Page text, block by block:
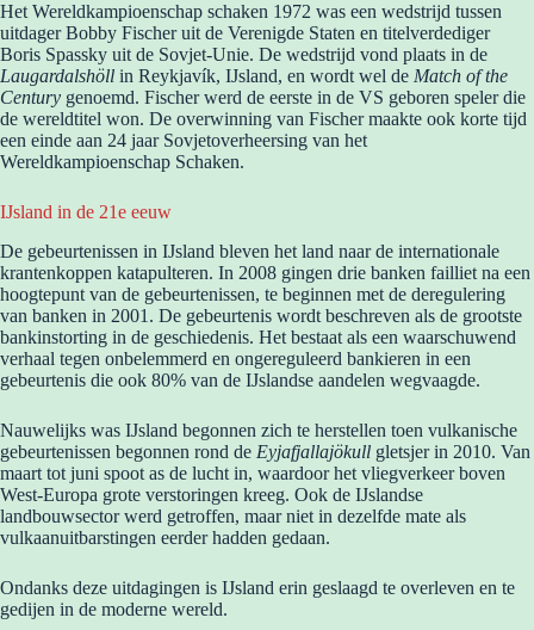
Het Wereldkampioenschap schaken 1972 was een wedstrijd tussen
uitdager Bobby Fischer uit de Verenigde Staten en titelverdediger
Boris Spassky uit de Sovjet-Unie. De wedstrijd vond plaats in de
Laugardalshöll in Reykjavík, IJsland, en wordt wel de Match of the
Century genoemd. Fischer werd de eerste in de VS geboren speler die
de wereldtitel won. De overwinning van Fischer maakte ook korte tijd
een einde aan 24 jaar Sovjetoverheersing van het
Wereldkampioenschap Schaken.
IJsland in de 21e eeuw
De gebeurtenissen in IJsland bleven het land naar de internationale
krantenkoppen katapulteren. In 2008 gingen drie banken failliet na een
hoogtepunt van de gebeurtenissen, te beginnen met de deregulering
van banken in 2001. De gebeurtenis wordt beschreven als de grootste
bankinstorting in de geschiedenis. Het bestaat als een waarschuwend
verhaal tegen onbelemmerd en ongereguleerd bankieren in een
gebeurtenis die ook 80% van de IJslandse aandelen wegvaagde.
Nauwelijks was IJsland begonnen zich te herstellen toen vulkanische
gebeurtenissen begonnen rond de Eyjafjallajökull gletsjer in 2010. Van
maart tot juni spoot as de lucht in, waardoor het vliegverkeer boven
West-Europa grote verstoringen kreeg. Ook de IJslandse
landbouwsector werd getroffen, maar niet in dezelfde mate als
vulkaanuitbarstingen eerder hadden gedaan.
Ondanks deze uitdagingen is IJsland erin geslaagd te overleven en te
gedijen in de moderne wereld.